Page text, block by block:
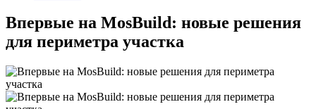
Впервые на MosBuild: новые решения
для периметра участка